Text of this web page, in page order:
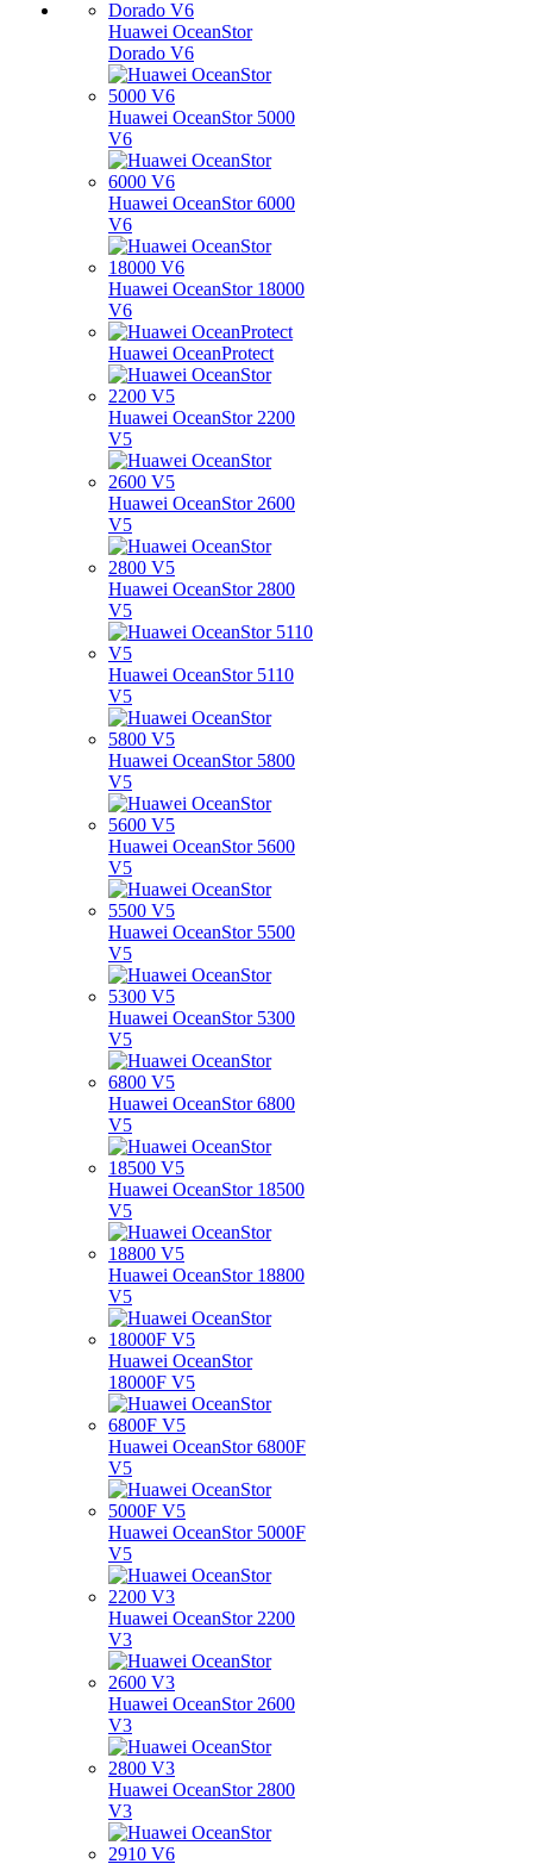
Huawei OceanStor
Dorado V6
Huawei OceanStor 5000
V6
Huawei OceanStor 6000
V6
Huawei OceanStor 18000
V6
Huawei OceanProtect
Huawei OceanStor 2200
V5
Huawei OceanStor 2600
V5
Huawei OceanStor 2800
V5
Huawei OceanStor 5110
V5
Huawei OceanStor 5800
V5
Huawei OceanStor 5600
V5
Huawei OceanStor 5500
V5
Huawei OceanStor 5300
V5
Huawei OceanStor 6800
V5
Huawei OceanStor 18500
V5
Huawei OceanStor 18800
V5
Huawei OceanStor
18000F V5
Huawei OceanStor 6800F
V5
Huawei OceanStor 5000F
V5
Huawei OceanStor 2200
V3
Huawei OceanStor 2600
V3
Huawei OceanStor 2800
V3